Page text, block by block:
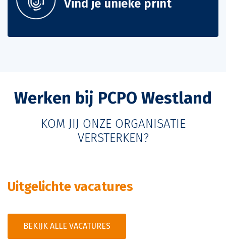
Vind je unieke print
Werken bij PCPO Westland
KOM JIJ ONZE ORGANISATIE
VERSTERKEN?
Uitgelichte vacatures
BEKIJK ALLE VACATURES